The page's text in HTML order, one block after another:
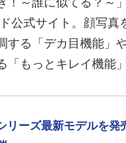
公式サイト。顔写真
する「デカ目機能」
もっとキレイ機能
リーズ最新モデルを発